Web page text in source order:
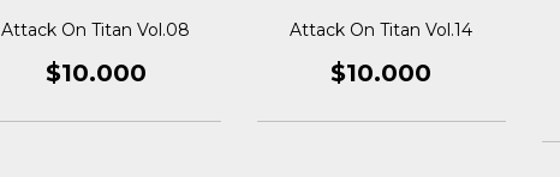
Attack On Titan Vol.08
$10.000
Attack On Titan Vol.14
$10.000